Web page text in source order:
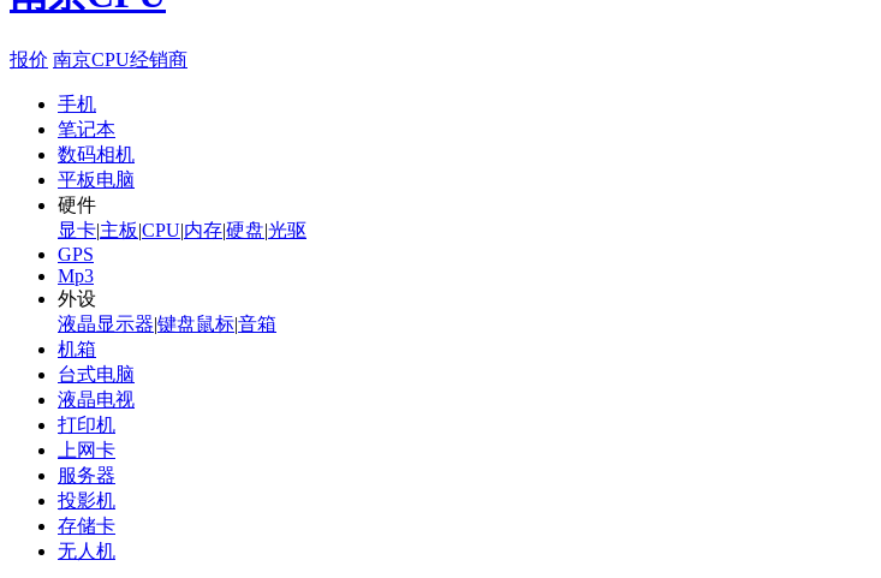
报价 南京CPU经销商
手机
笔记本
数码相机
平板电脑
硬件
显卡|主板|CPU|内存|硬盘|光驱
GPS
Mp3
外设
液晶显示器|键盘鼠标|音箱
机箱
台式电脑
液晶电视
打印机
上网卡
服务器
投影机
存储卡
无人机